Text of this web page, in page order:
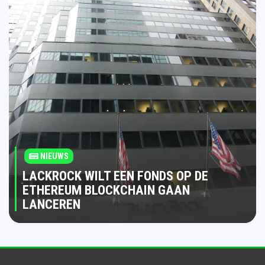
NIEUWS
LACKROCK WILT EEN FONDS OP DE
ETHEREUM BLOCKCHAIN GAAN
LANCEREN